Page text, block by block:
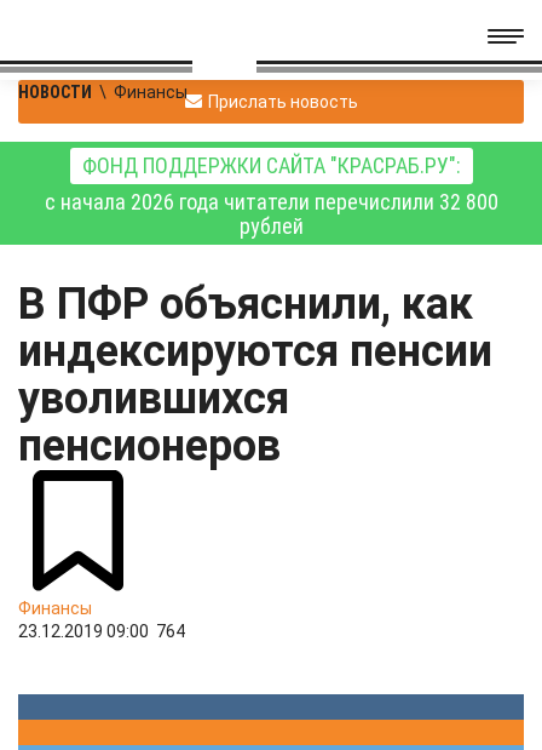
НОВОСТИ \ Финансы Прислать новость
ФОНД ПОДДЕРЖКИ САЙТА "КРАСРАБ.РУ":
с начала 2026 года читатели перечислили 32 800
рублей
В ПФР объяснили, как
индексируются пенсии
уволившихся
пенсионеров
Финансы
23.12.2019 09:00 764